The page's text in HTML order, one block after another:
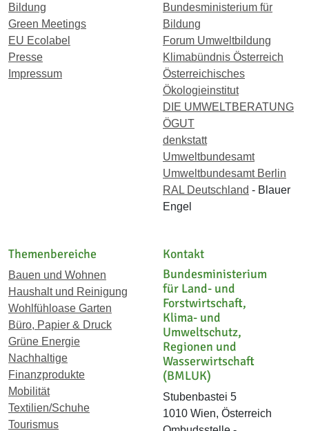
Bildung
Green Meetings
EU Ecolabel
Presse
Impressum
Bundesministerium für
Bildung
Forum Umweltbildung
Klimabündnis Österreich
Österreichisches
Ökologieinstitut
DIE UMWELTBERATUNG
ÖGUT
denkstatt
Umweltbundesamt
Umweltbundesamt Berlin
RAL Deutschland - Blauer
Engel
Themenbereiche
Bauen und Wohnen
Haushalt und Reinigung
Wohlfühloase Garten
Büro, Papier & Druck
Grüne Energie
Nachhaltige
Finanzprodukte
Mobilität
Textilien/Schuhe
Tourismus
Kontakt
Bundesministerium
für Land- und
Forstwirtschaft,
Klima- und
Umweltschutz,
Regionen und
Wasserwirtschaft
(BMLUK)
Stubenbastei 5
1010 Wien, Österreich